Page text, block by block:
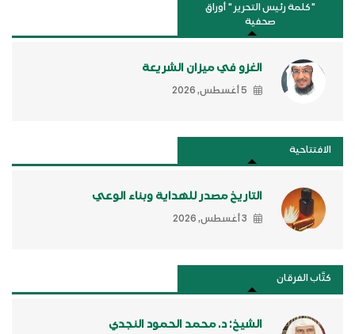
"كلمة رئيس التحرير " أوراق
صحفية
الغزو في ميزان الشريعة
5 أغسطس, 2026
الافتتاحية
التاريخ مصدر للهداية وبناء الوعي
3 أغسطس, 2026
كتَّاب الفرقان
الشيخ: د. محمد الحمود النجدي